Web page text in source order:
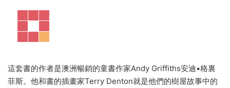
這套書的作者是澳洲暢銷的童書作家Andy Griffiths安迪•格裏
菲斯。他和書的插畫家Terry Denton就是他們的樹屋故事中的